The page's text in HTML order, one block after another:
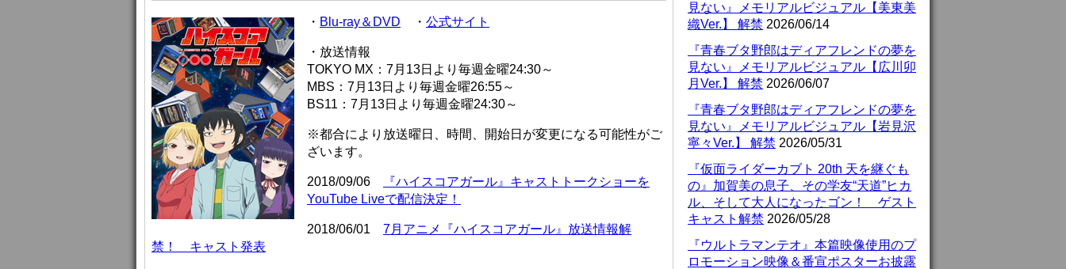
・ Blu-ray＆DVD ・ 公式サイト
・放送情報
TOKYO MX：7月13日より毎週金曜24:30～
MBS：7月13日より毎週金曜26:55～
BS11：7月13日より毎週金曜24:30～
※都合により放送曜日、時間、開始日が変更になる可能性がご
ざいます。
2018/09/06
『ハイスコアガール』キャストトークショーを
YouTube Liveで配信決定！
2018/06/01 7月アニメ『ハイスコアガール』放送情報解
禁！ キャスト発表
見ない』メモリアルビジュアル【美東美
織Ver.】 解禁 2026/06/14
『青春ブタ野郎はディアフレンドの夢を
見ない』メモリアルビジュアル【広川卯
月Ver.】 解禁 2026/06/07
『青春ブタ野郎はディアフレンドの夢を
見ない』メモリアルビジュアル【岩見沢
寧々Ver.】 解禁 2026/05/31
『仮面ライダーカブト 20th 天を継ぐも
の』加賀美の息子、その学友“天道”ヒカ
ル、そして大人になったゴン！ ゲスト
キャスト解禁 2026/05/28
『ウルトラマンテオ』本篇映像使用のプ
ロモーション映像＆番宣ポスターお披露